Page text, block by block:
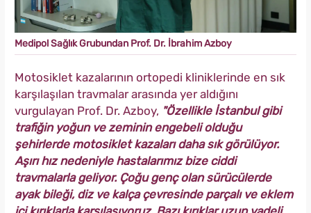
Medipol Sağlık Grubundan Prof. Dr. İbrahim Azboy
Motosiklet kazalarının ortopedi kliniklerinde en sık
karşılaşılan travmalar arasında yer aldığını
vurgulayan Prof. Dr. Azboy, "Özellikle İstanbul gibi
trafiğin yoğun ve zeminin engebeli olduğu
şehirlerde motosiklet kazaları daha sık görülüyor.
Aşırı hız nedeniyle hastalarımız bize ciddi
travmalarla geliyor. Çoğu genç olan sürücülerde
ayak bileği, diz ve kalça çevresinde parçalı ve eklem